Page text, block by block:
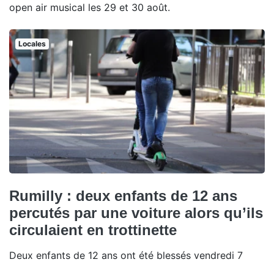
open air musical les 29 et 30 août.
Locales
Rumilly : deux enfants de 12 ans
percutés par une voiture alors qu’ils
circulaient en trottinette
Deux enfants de 12 ans ont été blessés vendredi 7